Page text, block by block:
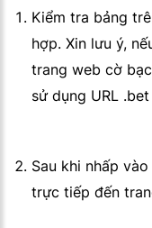
Kiểm tra bảng
hợp. Xin lưu ý,
trang web cờ
sử dụng URL
Sau khi nhấp
trực tiếp đến